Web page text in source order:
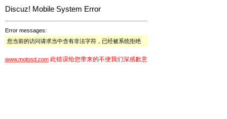
Discuz! Mobile System Error
Error messages:
您当前的访问请求当中含有非法字符，已经被系统拒绝
www.motosd.com 此错误给您带来的不便我们深感歉意